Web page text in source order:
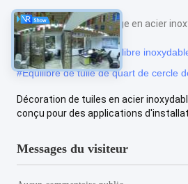
garniture de carrelage en acier
#Le PVC a balayé l'équilibre
#Équilibre de tuile de quart de cercle
Décoration de tuiles en acier
conçu pour des applications
Messages du visiteur